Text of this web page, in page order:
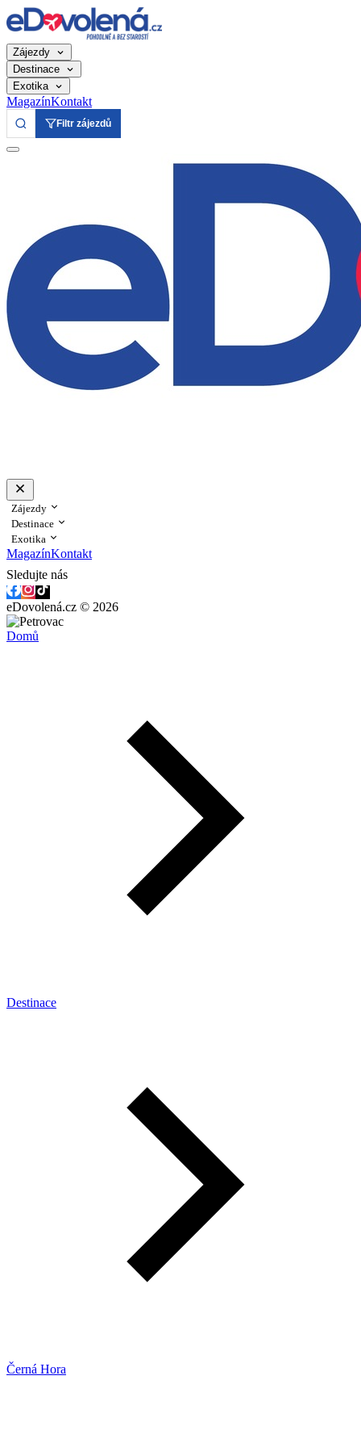
Zájezdy
Destinace
Exotika
MagazínKontakt
Filtr zájezdů
Zájezdy
Destinace
Exotika
MagazínKontakt
Sledujte nás
eDovolená.cz © 2026
Domů
Destinace
Černá Hora